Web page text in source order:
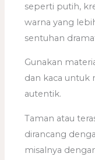
seperti putih,
warna yang
sentuhan
Gunakan
dan kaca untuk
autentik.
Taman atau
dirancang
misalnya